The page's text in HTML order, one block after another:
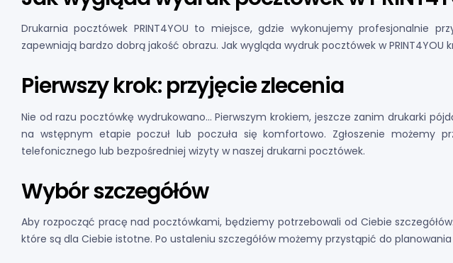
Drukarnia pocztówek PRINT4YOU to miejsce, gdzie wykonujemy profesjonalnie
zapewniają bardzo dobrą jakość obrazu. Jak wygląda wydruk pocztówek w
Pierwszy krok: przyjęcie zlecenia
Nie od razu pocztówkę wydrukowano… Pierwszym krokiem, jeszcze zanim drukarki
na wstępnym etapie poczuł lub poczuła się komfortowo. Zgłoszenie
telefonicznego lub bezpośredniej wizyty w naszej drukarni pocztówek.
Wybór szczegółów
Aby rozpocząć pracę nad pocztówkami, będziemy potrzebowali od Ciebie
które są dla Ciebie istotne. Po ustaleniu szczegółów możemy przystąpić do